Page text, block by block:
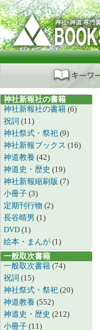
神社新報社の書籍
神社新報社の書籍 (6)
祝詞 (11)
神社祭式・祭祀 (9)
神社新報ブックス (16)
神道教養 (42)
神道史・歴史 (19)
神社新報縮刷版 (7)
小冊子 (3)
定期刊行物 (2)
長谷晴男 (1)
DVD (1)
絵本・まんが (1)
一般取次書籍
一般取次書籍 (74)
祝詞 (15)
神社祭式・祭祀 (20)
神道教養 (552)
神道史・歴史 (212)
小冊子 (11)